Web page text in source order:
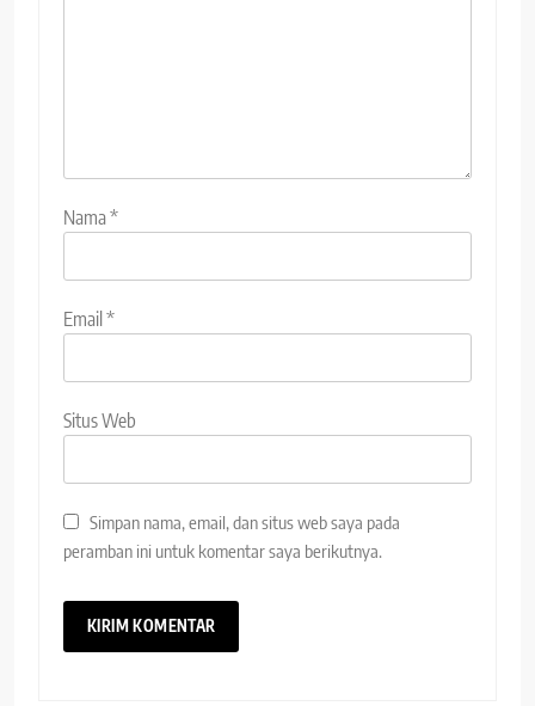
Nama*
Email*
Situs Web
Simpan nama, email, dan situs web saya pada
peramban ini untuk komentar saya berikutnya.